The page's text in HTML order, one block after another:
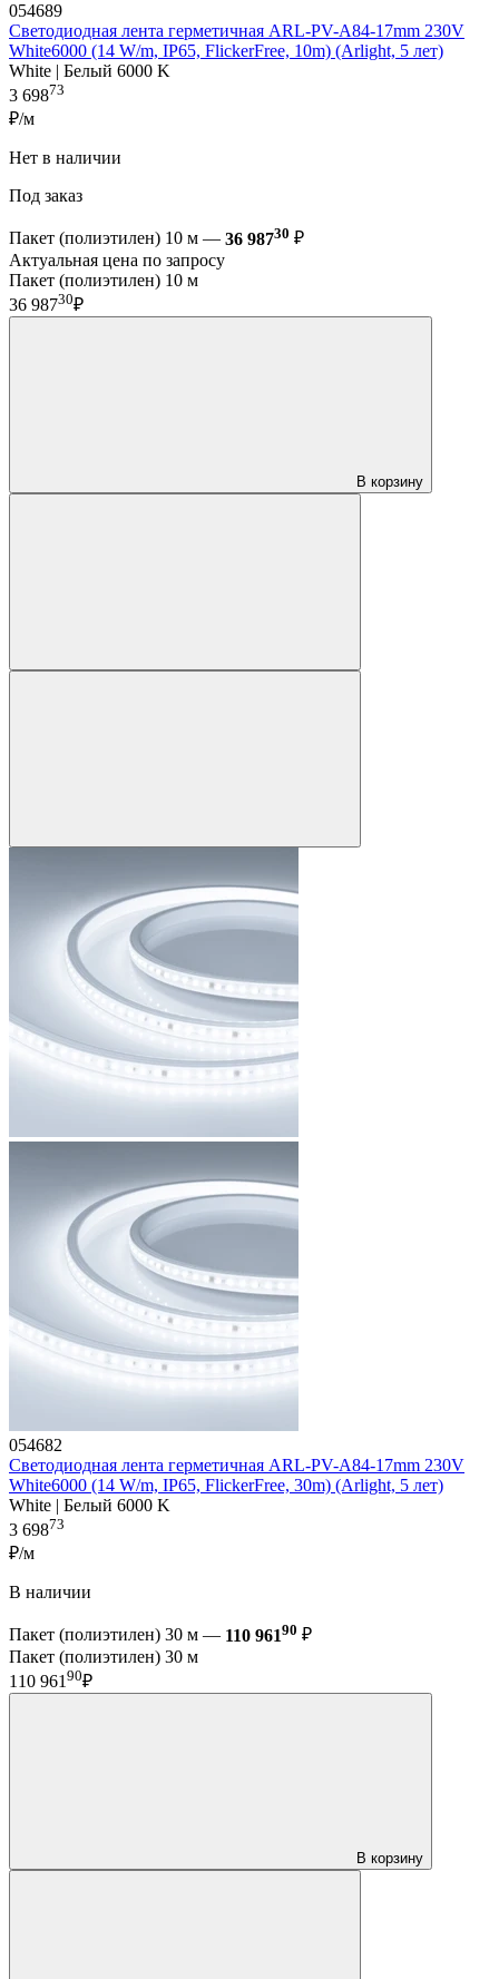
054689
Светодиодная лента герметичная ARL-PV-A84-17mm 230V
White6000 (14 W/m, IP65, FlickerFree, 10m) (Arlight, 5 лет)
White | Белый 6000 K
3 69873
₽/м
Нет в наличии
Под заказ
Пакет (полиэтилен) 10 м — 36 98730 ₽
Актуальная цена по запросу
Пакет (полиэтилен) 10 м
36 98730₽
В корзину
054682
Светодиодная лента герметичная ARL-PV-A84-17mm 230V
White6000 (14 W/m, IP65, FlickerFree, 30m) (Arlight, 5 лет)
White | Белый 6000 K
3 69873
₽/м
В наличии
Пакет (полиэтилен) 30 м — 110 96190 ₽
Пакет (полиэтилен) 30 м
110 961 90₽
В корзину